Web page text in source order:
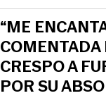
“ME
COMENTADA
CRESPO A
POR SU